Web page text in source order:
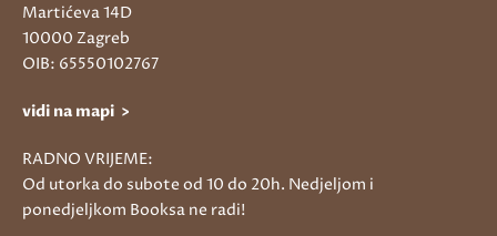
Martićeva 14D
10000 Zagreb
OIB: 65550102767
vidi na mapi >
RADNO VRIJEME:
Od utorka do subote od 10 do 20h. Nedjeljom i
ponedjeljkom Booksa ne radi!